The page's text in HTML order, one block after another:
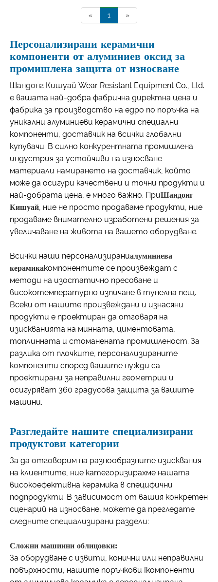
« 1 »
Персонализирани керамични
компоненти от алуминиев оксид за
промишлена защита от износване
Шандонг Кишуай Wear Resistant Equipment Co., Ltd.
е вашата най-добра фабрична директна цена и
фабрика за производство на едро по поръчка на
уникални алуминиеви керамични специални
компоненти, доставчик на всички глобални
купувачи. В силно конкурентната промишлена
индустрия за устойчиви на износване
материали намирането на доставчик, който
може да осигури качествени и точни продукти и
най-добрата цена, е много важно. ПриШандонг
Кишуай , ние не просто продаваме продукти, ние
продаваме внимателно изработени решения за
увеличаване на живота на вашето оборудване.
Всички наши персонализираниалуминиева
керамикакомпонентите се произвеждат с
методи на изостатично пресоване и
високотемпературно изпичане в тунелна пещ.
Всеки от нашите произвеждани и изнасяни
продукти е проектиран да отговаря на
изискванията на минната, циментовата,
топлинната и стоманената промишленост. За
разлика от плочките, персонализираните
компоненти според вашите нужди са
проектирани за неправилни геометрии и
осигуряват 360 градусова защита за вашите
машини.
Разгледайте нашите специализирани
продуктови категории
За да отговорим на разнообразните изисквания
на клиентите, ние категоризирахме нашата
високоефективна керамика в специфични
подпродукти. В зависимост от вашия конкретен
сценарий на износване, можете да прегледате
следните специализирани раздели:
Сложни машинни облицовки:
За оборудване с извити, конични или неправилни
повърхности, нашите поръчкови [компоненти